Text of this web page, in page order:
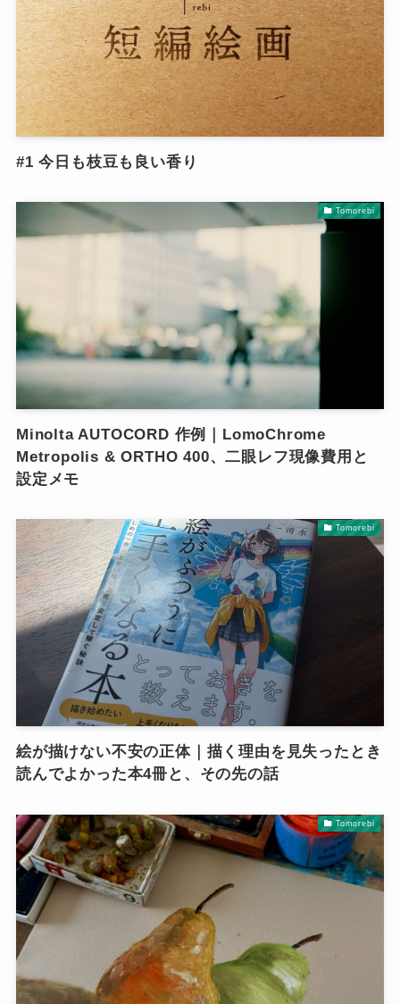
#1 今日も枝豆も良い香り
Tomorebi
Minolta AUTOCORD 作例｜LomoChrome
Metropolis & ORTHO 400、二眼レフ現像費用と
設定メモ
Tomorebi
絵が描けない不安の正体｜描く理由を見失ったとき
読んでよかった本4冊と、その先の話
Tomorebi